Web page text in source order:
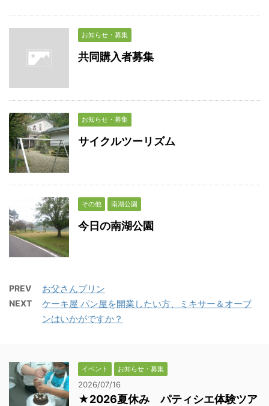
お知らせ・募集
共同購入者募集
お知らせ・募集
サイクルツーリズム
その他 南湖公園
今日の南湖公園
PREV お父さんプリン
NEXT
ケーキ屋 パン屋を開業したい方、ミキサー＆オーブ
ンはいかがですか？
イベント お知らせ・募集
2026/07/16
★2026夏休み パティシエ体験ツア